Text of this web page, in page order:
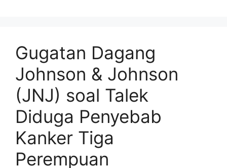
Gugatan Dagang
Johnson & Johnson
(JNJ) soal Talek
Diduga Penyebab
Kanker Tiga
Perempuan